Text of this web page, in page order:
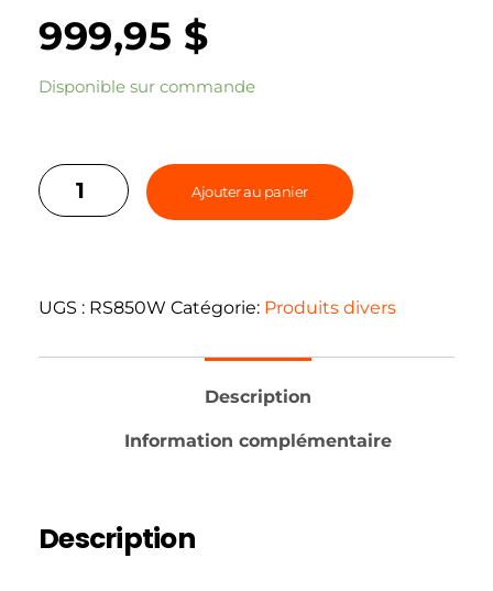
999,95 $
Disponible sur commande
Ajouter au panier
UGS : RS850W Catégorie: Produits divers
Description
Information complémentaire
Description